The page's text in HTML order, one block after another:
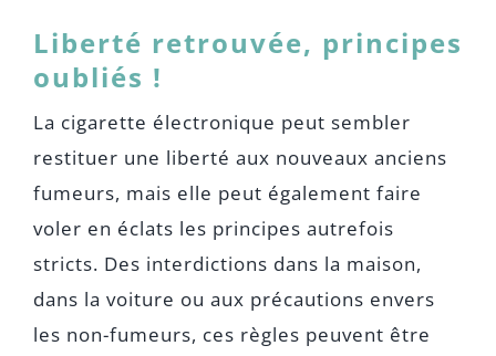
Liberté retrouvée, principes
oubliés !
La cigarette électronique peut sembler
restituer une liberté aux nouveaux anciens
fumeurs, mais elle peut également faire
voler en éclats les principes autrefois
stricts. Des interdictions dans la maison,
dans la voiture ou aux précautions envers
les non-fumeurs, ces règles peuvent être